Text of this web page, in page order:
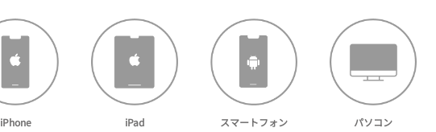
iPhone iPad スマートフォン パソコン